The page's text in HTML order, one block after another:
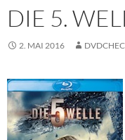
DIE 5.
2. MAI 2016